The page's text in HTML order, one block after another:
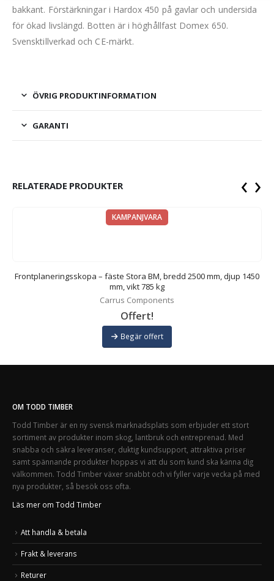
bakkant. Förstärkningar i Hardox 450 på gavlar och undersida
för ökad livslängd. Botten är i höghållfast Domex 650.
Svensktillverkad och CE-märkt.
ÖVRIG PRODUKTINFORMATION
GARANTI
RELATERADE PRODUKTER
KAMPANJVARA
Frontplaneringsskopa – fäste Stora BM, bredd 2500 mm, djup 1450
mm, vikt 785 kg
Carrus Components
Offert!
Begär offert
‹ ›
OM TODD TIMBER
Todd Timber är en ny svensk marknadsplats som erbjuder ett stort
sortiment av produkter inom skog, lantbruk och entreprenad. Med
snabba och säkra leveranser, duktig kundsupport, attraktiva priser
samt spännande produkter hoppas vi att du som kund ska känna dig
välkommen. Todd Timber växer snabbt och vi fyller varje vecka på med
nya produkter, så besök oss ofta.
Läs mer om Todd Timber
Att handla & betala
Frakt & leverans
Returer